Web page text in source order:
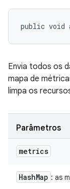
public void
Envia todos os
mapa de
limpa os
Parâmetros
metrics
HashMap : as